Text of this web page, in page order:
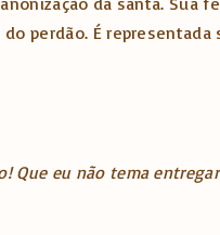
perdão. É
Que eu não tema